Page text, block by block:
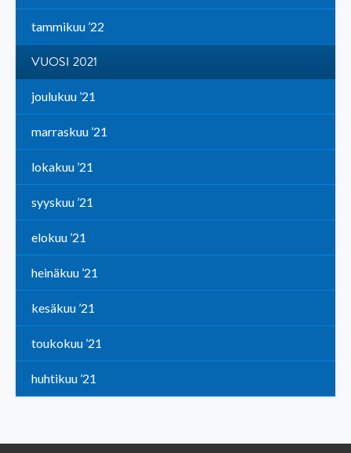
tammikuu ’22
VUOSI 2021
joulukuu ’21
marraskuu ’21
lokakuu ’21
syyskuu ’21
elokuu ’21
heinäkuu ’21
kesäkuu ’21
toukokuu ’21
huhtikuu ’21